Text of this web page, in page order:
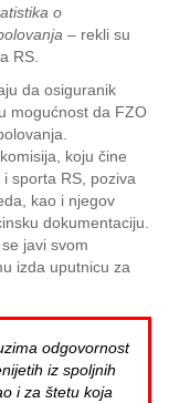
o
– rekli su
RS.
da osiguranik
mogućnost da FZO
koju čine
sporta RS, poziva
kao i njegov
dokumentaciju.
javi svom
izda uputnicu za
odgovornost
iz spoljnih
i za štetu koja